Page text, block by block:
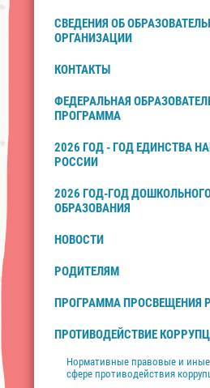
СВЕДЕНИЯ ОБ
ОРГАНИЗАЦИИ
КОНТАКТЫ
ФЕДЕРАЛЬНАЯ
ПРОГРАММА
2026 ГОД - ГОД ЕДИНСТВА
РОССИИ
2026 ГОД-ГОД
ОБРАЗОВАНИЯ
НОВОСТИ
РОДИТЕЛЯМ
ПРОГРАММА ПРОСВЕЩЕНИЯ
ПРОТИВОДЕЙСТВИЕ
Нормативные правовые и
сфере противодействия